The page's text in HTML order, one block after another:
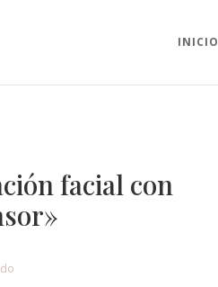
INICIO
facial con